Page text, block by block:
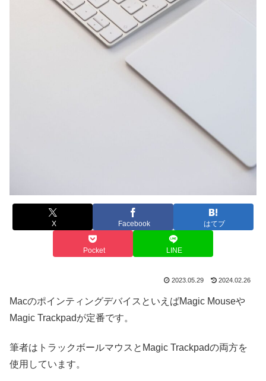
X Facebook はてブ
Pocket LINE
2023.05.29 2024.02.26
MacのポインティングデバイスといえばMagic Mouseや
Magic Trackpadが定番です。
筆者はトラックボールマウスとMagic Trackpadの両方を
使用しています。